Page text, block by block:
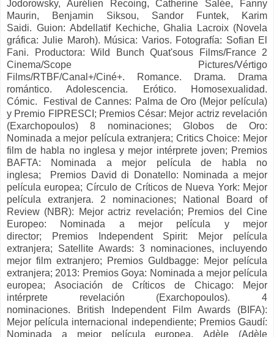
Jodorowsky, Aurélien Recoing, Catherine Salée, Fanny
Maurin, Benjamin Siksou, Sandor Funtek, Karim
Saidi. Guion: Abdellatif Kechiche, Ghalia Lacroix (Novela
gráfica: Julie Maroh). Música: Varios. Fotografía: Sofian El
Fani.
Productora: Wild Bunch Quat'sous Films/France 2
Cinema/Scope Pictures/Vértigo
Films/RTBF/Canal+/Ciné+.
Romance. Drama. Drama
romántico. Adolescencia. Erótico. Homosexualidad.
Cómic.
Festival de Cannes: Palma de Oro (Mejor película)
y Premio FIPRESCI; Premios César: Mejor actriz revelación
(Exarchopoulos) 8 nominaciones;Globos de Oro:
Nominada a mejor película extranjera; Critics Choice: Mejor
film de habla no inglesa y mejor intérprete joven; Premios
BAFTA: Nominada a mejor película de habla no
inglesa;
Premios David di Donatello: Nominada a mejor
película europea; Círculo de Críticos de Nueva York: Mejor
película extranjera. 2 nominaciones;
National Board of
Review (NBR): Mejor actriz revelación; Premios del Cine
Europeo: Nominada a mejor película y mejor
director;
Premios Independent Spirit: Mejor película
extranjera; Satellite Awards: 3 nominaciones, incluyendo
mejor film extranjero;
Premios Guldbagge: Mejor película
extranjera; 2013: Premios Goya: Nominada a mejor película
europea; Asociación de Críticos de Chicago: Mejor
intérprete revelación (Exarchopoulos). 4
nominaciones.
British Independent Film Awards (BIFA):
Mejor película internacional independiente; Premios Gaudí:
Nominada a mejor película europea.Adèle (Adèle